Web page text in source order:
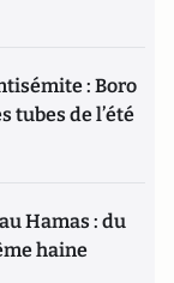
: Boro
tubes de l’été
Hamas : du
haine